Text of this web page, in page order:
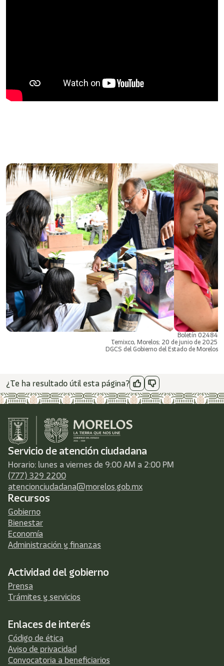
Boletín 02484
Temixco, Morelos; 20 de junio de 2025
DGCS del Gobierno del Estado de Morelos
¿Te ha resultado útil esta página?
Servicio de atención ciudadana
Horario: lunes a viernes de 9:00 AM a 2:00 PM
(777) 329 2200
atencionciudadana@morelos.gob.mx
Recursos
Gobierno
Bienestar
Economía
Administración y finanzas
Actividad del gobierno
Prensa
Trámites y servicios
Enlaces de interés
Código de ética
Aviso de privacidad
Convocatoria a beneficiarios